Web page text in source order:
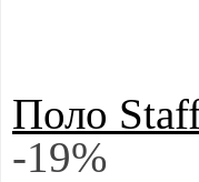
Поло
-19%